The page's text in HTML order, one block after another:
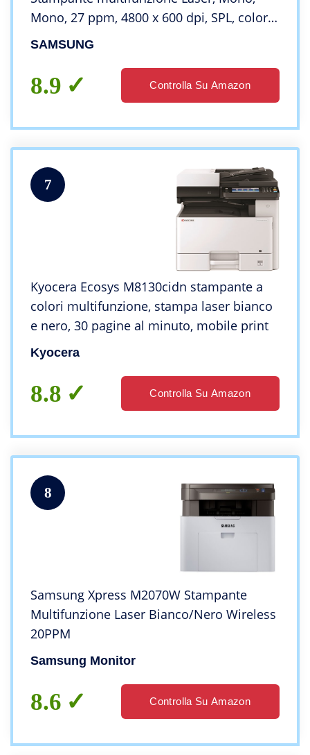
Mono, 27 ppm, 4800 x 600 dpi, SPL, colore:
Bianco
SAMSUNG
8.9 Controlla Su Amazon
7
Kyocera Ecosys M8130cidn stampante a
colori multifunzione, stampa laser bianco
e nero, 30 pagine al minuto, mobile print
Kyocera
8.8 Controlla Su Amazon
8
Samsung Xpress M2070W Stampante
Multifunzione Laser Bianco/Nero Wireless
20PPM
Samsung Monitor
8.6 Controlla Su Amazon